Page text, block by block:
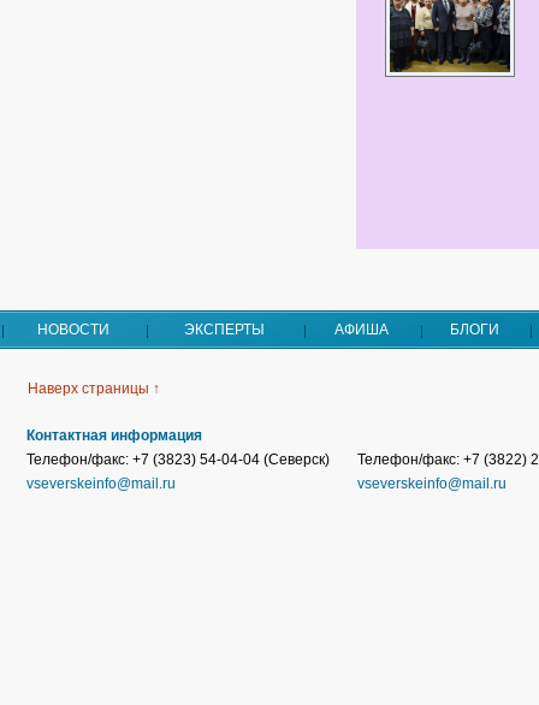
НОВОСТИ ЭКСПЕРТЫ АФИША БЛОГИ
Наверх страницы ↑
Контактная информация
Телефон/факс: +7 (3823) 54-04-04 (Северск)
vseverskeinfo@mail.ru
Телефон/факс: +7 (3822)
vseverskeinfo@mail.ru